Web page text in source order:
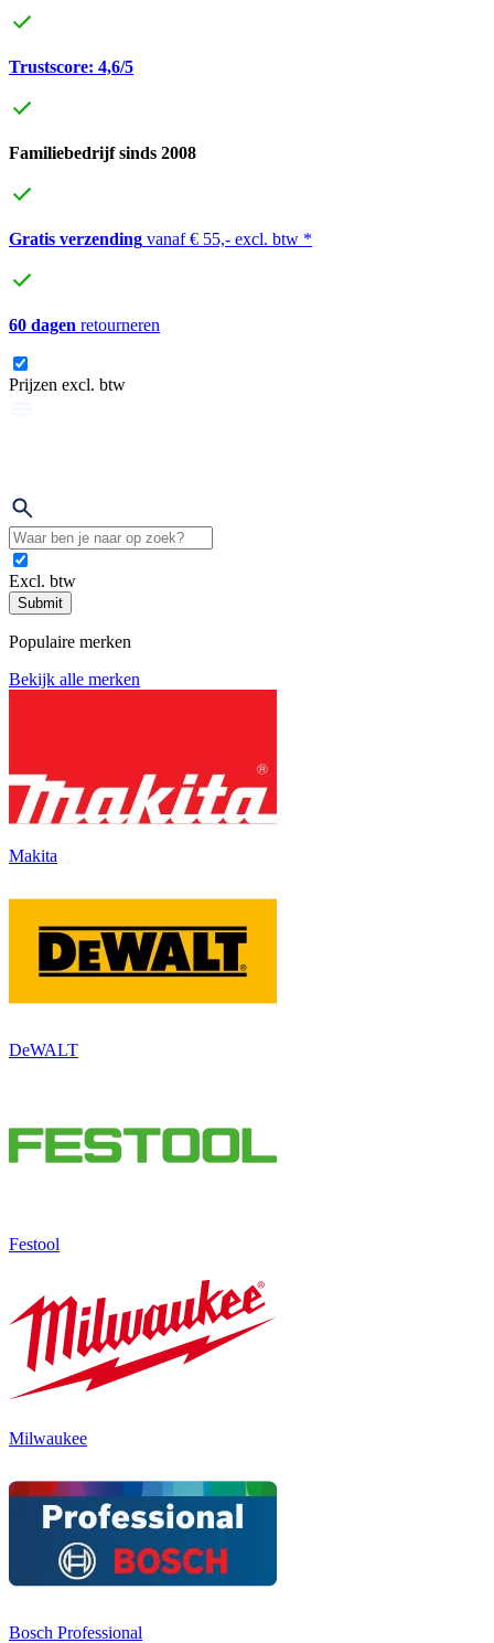
Trustscore: 4,6/5
Familiebedrijf sinds 2008
Gratis verzending vanaf € 55,- excl. btw *
60 dagen retourneren
Prijzen excl. btw
Excl. btw
Submit
Populaire merken
Bekijk alle merken
Makita
DeWALT
Festool
Milwaukee
Bosch Professional